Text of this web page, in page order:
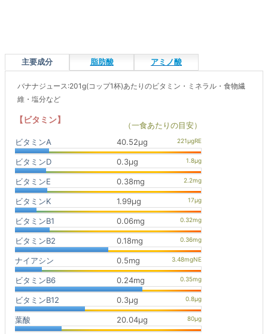
主要成分 脂肪酸 アミノ酸
バナナジュース:201g(コップ1杯)あたりのビタミン・ミネラル・食物繊
維・塩分など
【ビタミン】
（一食あたりの目安）
ビタミンA
40.52μg
ビタミンD 0.3μg
ビタミンE 0.38mg
ビタミンK 1.99μg
ビタミンB1 0.06mg
ビタミンB2 0.18mg
ナイアシン 0.5mg
ビタミンB6 0.24mg
ビタミンB12 0.3μg
葉酸 20.04μg